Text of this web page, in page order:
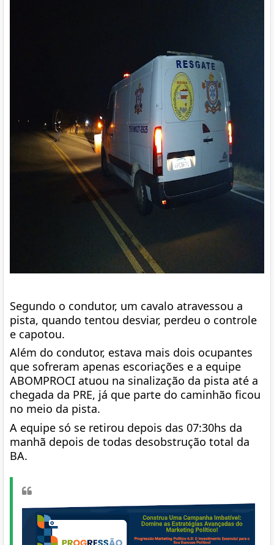
Segundo o condutor, um cavalo atravessou a
pista, quando tentou desviar, perdeu o controle
e capotou.
Além do condutor, estava mais dois ocupantes
que sofreram apenas escoriações e a equipe
ABOMPROCI atuou na sinalização da pista até a
chegada da PRE, já que parte do caminhão ficou
no meio da pista.
A equipe só se retirou depois das 07:30hs da
manhã depois de todas desobstrução total da
BA.